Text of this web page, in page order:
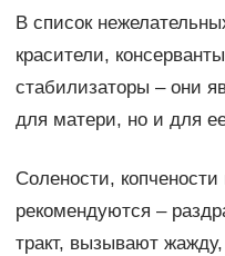
В список
красители,
стабилизаторы – они
для матери, но и для
Солености,
рекомендуются –
тракт, вызывают